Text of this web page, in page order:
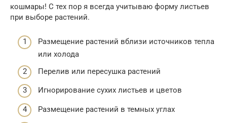
кошмары! С тех пор я всегда учитываю форму листьев
при выборе растений.
Размещение растений вблизи источников тепла
или холода
Перелив или пересушка растений
Игнорирование сухих листьев и цветов
Размещение растений в темных углах